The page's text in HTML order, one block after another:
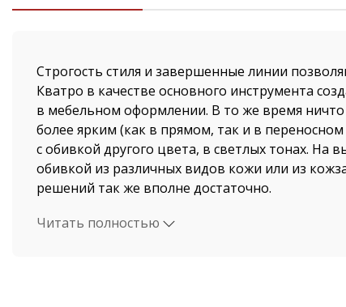
Строгость стиля и завершенные линии
Кватро в качестве основного инструмента
в мебельном оформлении. В то же время
более ярким (как в прямом, так и в
с обивкой другого цвета, в светлых тонах.
обивкой из различных видов кожи или из
решений так же вполне достаточно.
Офисный диван Кватро соответствует самым
Читать полностью